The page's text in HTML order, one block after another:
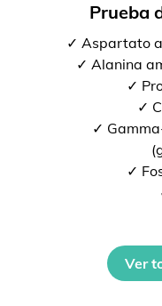
Prueba
✓ Aspartato
✓ Alanina
✓
✓
✓
✓
Ver